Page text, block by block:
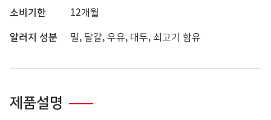
소비기한
12개월
알러지 성분
밀, 달걀, 우유, 대두, 쇠고기 함유
제품설명